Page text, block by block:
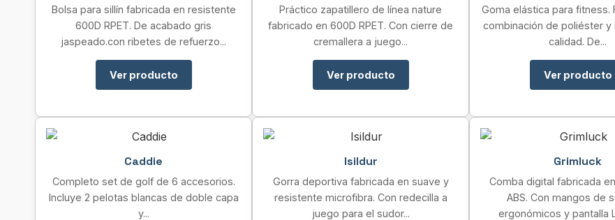
Bolsa para sillín fabricada en resistente
600D RPET. De acabado gris
jaspeado.con ribetes de refuerzo...
Ver producto
Práctico zapatillero de línea nature
fabricado en 600D RPET. Con cierre de
cremallera a juego...
Ver producto
Goma elástica para fitness.
combinación de poliéster y
calidad. De...
Ver producto
Caddie
Completo set de golf de 6 accesorios.
Incluye 2 pelotas blancas de doble capa
y...
Isildur
Gorra deportiva fabricada en suave y
resistente microfibra. Con redecilla a
juego para el sudor...
Grimluck
Comba digital fabricada
ABS. Con mangos de
ergonómicos y pantalla